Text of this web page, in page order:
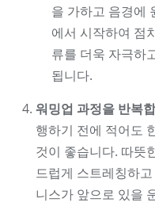
을 가하고 음경에
에서 시작하여 점
류를 더욱 자극하
됩니다.
워밍업 과정을 반복
행하기 전에 적어도
것이 좋습니다. 따뜻
드럽게 스트레칭하
니스가 앞으로 있을